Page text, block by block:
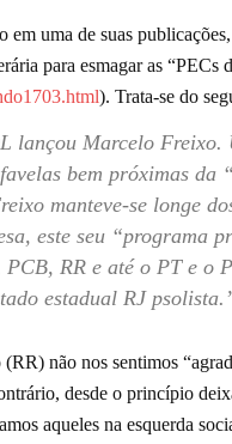
em uma de suas
para esmagar as “PECs
). Trata-se do
lançou Marcelo Freixo.
bem próximas da
manteve-se longe
este seu “programa
RR e até o PT e o
estadual RJ
não nos sentimos
desde o princípio
aqueles na esquerda